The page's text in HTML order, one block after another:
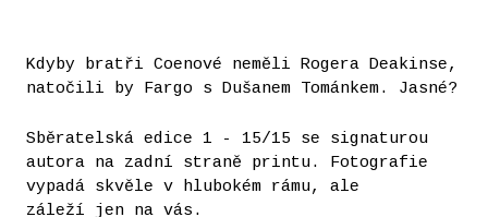
Kdyby bratři Coenové neměli Rogera Deakinse,
natočili by Fargo s Dušanem Tománkem. Jasné?
Sběratelská edice 1 - 15/15 se signaturou
autora na zadní straně printu. Fotografie
vypadá skvěle v hlubokém rámu, ale
záleží jen na vás.